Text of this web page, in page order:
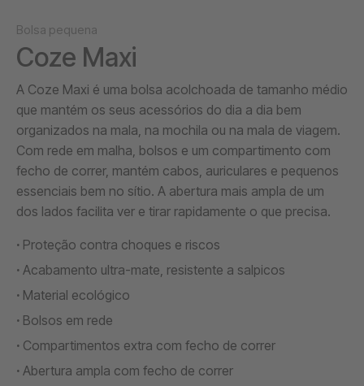
Bolsa pequena
Coze Maxi
A Coze Maxi é uma bolsa acolchoada de tamanho médio
que mantém os seus acessórios do dia a dia bem
organizados na mala, na mochila ou na mala de viagem.
Com rede em malha, bolsos e um compartimento com
fecho de correr, mantém cabos, auriculares e pequenos
essenciais bem no sítio. A abertura mais ampla de um
dos lados facilita ver e tirar rapidamente o que precisa.
Proteção contra choques e riscos
Acabamento ultra-mate, resistente a salpicos
Material ecológico
Bolsos em rede
Compartimentos extra com fecho de correr
Abertura ampla com fecho de correr